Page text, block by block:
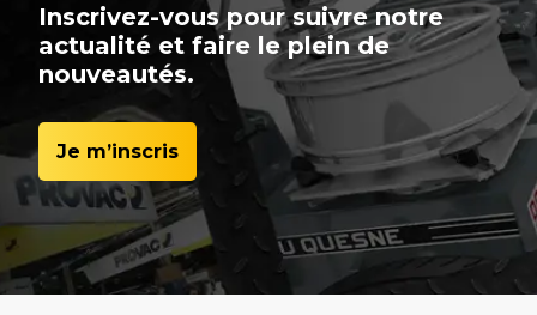
Inscrivez-vous pour suivre notre
actualité et faire le plein de
nouveautés.
Je m’inscris